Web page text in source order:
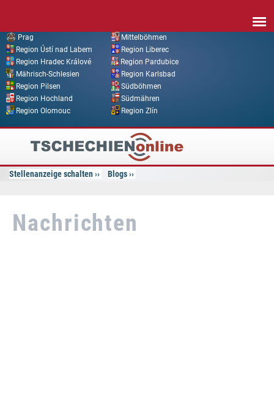
Prag
Mittelböhmen
Region Ústí nad Labem
Region Liberec
Region Hradec Králové
Region Pardubice
Mährisch-Schlesien
Region Karlsbad
Region Pilsen
Südböhmen
Region Hochland
Südmähren
Region Olomouc
Region Zlín
Tschechien
Online
Stellenanzeige schalten Blogs
Nachrichten